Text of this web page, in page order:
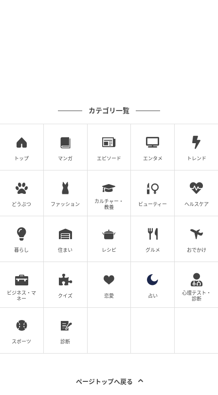
仕事で忙しい中、1人でしおりを制作して、それで文句
言われたらたまったもんじゃないですよね。
これって、白田さん以上にリーダー・阿久澤さんの問
そもそものルールの問題？
つらさを切実に訴える白田さんを、冷ややかな目で見
つめる黒木さん。まだまだ終着点が見えません…。
(ツムママ)
カテゴリ一覧
トップ マンガ エピソード エンタメ トレンド
どうぶつ ファッション
カルチャー・
教養
ビューティー ヘルスケア
暮らし 住まい レシピ グルメ おでかけ
ビジネス・マ
ネー
クイズ 恋愛 占い
心理テスト・
診断
スポーツ 診断
ページトップへ戻る